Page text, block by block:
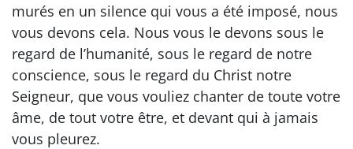
murés en un silence qui vous a été imposé, nous
vous devons cela. Nous vous le devons sous le
regard de l’humanité, sous le regard de notre
conscience, sous le regard du Christ notre
Seigneur, que vous vouliez chanter de toute votre
âme, de tout votre être, et devant qui à jamais
vous pleurez.